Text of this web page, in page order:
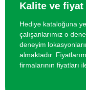
Kalite ve
Hediye kataloğuna
çalışanlarımız o
deneyim
almaktadır.
firmalarının fiyatları